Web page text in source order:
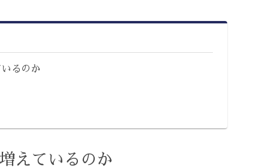
るのか
えているのか